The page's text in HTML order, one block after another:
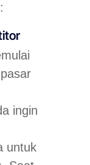
ingin
untuk